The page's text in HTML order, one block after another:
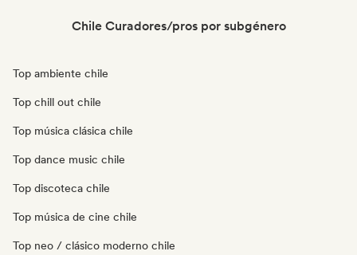
Chile Curadores/pros por subgénero
Top ambiente chile
Top chill out chile
Top música clásica chile
Top dance music chile
Top discoteca chile
Top música de cine chile
Top neo / clásico moderno chile